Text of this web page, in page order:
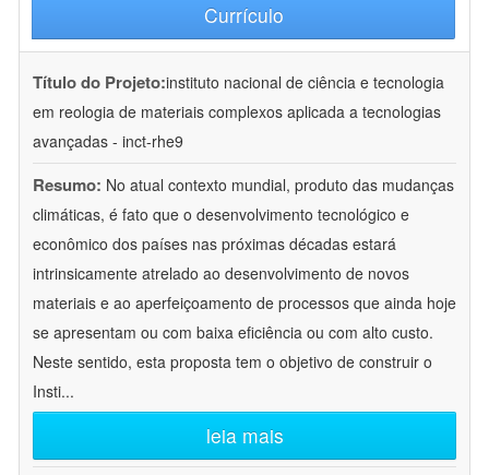
Currículo
Título do Projeto:instituto nacional de ciência e tecnologia
em reologia de materiais complexos aplicada a tecnologias
avançadas - inct-rhe9
Resumo: No atual contexto mundial, produto das mudanças
climáticas, é fato que o desenvolvimento tecnológico e
econômico dos países nas próximas décadas estará
intrinsicamente atrelado ao desenvolvimento de novos
materiais e ao aperfeiçoamento de processos que ainda hoje
se apresentam ou com baixa eficiência ou com alto custo.
Neste sentido, esta proposta tem o objetivo de construir o
Insti...
leia mais